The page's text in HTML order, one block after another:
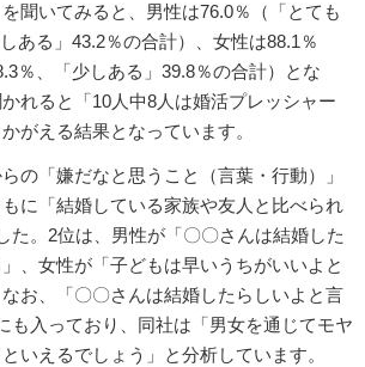
聞いてみると、男性は76.0％（「とても
ある」43.2％の合計）、女性は88.1％
％、「少しある」39.8％の合計）とな
れると「10人中8人は婚活プレッシャー
がえる結果となっています。
の「嫌だなと思うこと（言葉・行動）」
に「結婚している家族や友人と比べられ
た。2位は、男性が「〇〇さんは結婚した
、女性が「子どもは早いうちがいいよと
お、「〇〇さんは結婚したらしいよと言
も入っており、同社は「男女を通じてモヤ
いえるでしょう」と分析しています。